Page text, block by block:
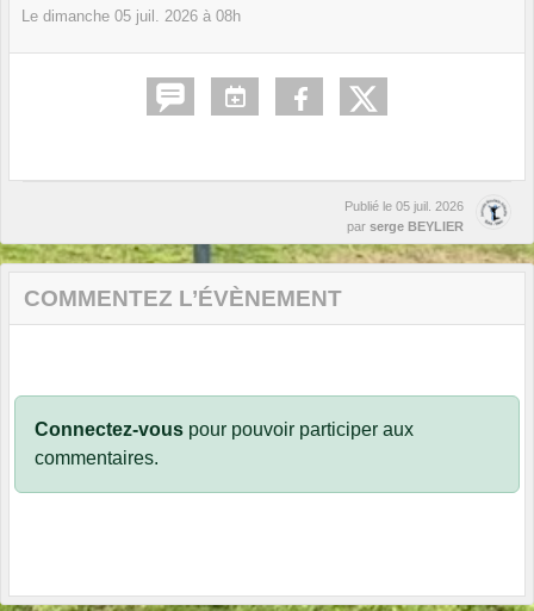
Le dimanche 05 juil. 2026 à 08h
Publié le 05 juil. 2026
par serge BEYLIER
COMMENTEZ L’ÉVÈNEMENT
Connectez-vous pour pouvoir participer aux
commentaires.